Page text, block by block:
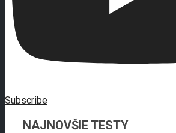
Subscribe
NAJNOVŠIE TESTY